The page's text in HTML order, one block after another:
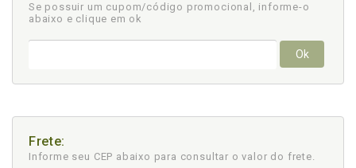
Se possuir um cupom/código promocional, informe-o
abaixo e clique em ok
Ok
Frete:
Informe seu CEP abaixo para consultar o valor do frete.